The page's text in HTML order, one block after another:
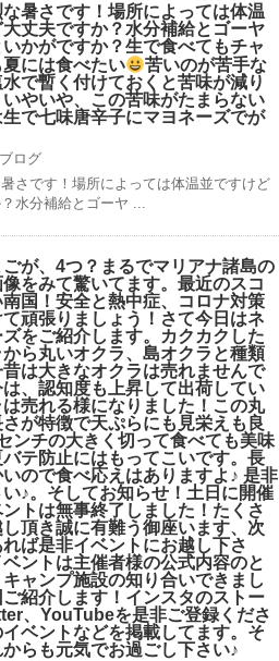
暑さです！場所によっては体温
丈夫ですか？水分補給とゴーヤ
かがですか？生で食べてもチャ
には食べたい
苦いのが苦手な
で暫く付けておくと苦味が減り
いやいや、この苦味がたまらない
生で七味唐辛子にマヨネーズでが
ブログ
さです！場所によっては体温並ですけど
水分補給とゴーヤ ...
が、4つ？まるでマリアナ諸島の
をみて驚いてます。最近のスコ
国！安全と熱中症、コロナ対策
頑張りましょう！さて今日はネ
をご紹介します。カクカクした
ら丸いオクラ、島オクラと種類
昔は大きなオクラは売れませんで
は、認知度も上昇して出荷してい
売れる様になりました！この丸
が特徴で天ぷらにも見栄えも良
ンチの大きく切って食べても美味
バテ防止にはもってこいです。長
いので食べ応えはありますよ♪ 是非
♪。そしてお知らせ！土日に開催
トは無事終了しました！たくさ
頂き誠に有難う御座います、次
れば是非イベントにお越し下さ
ントは主催者様の公式内容のと
ャンプ️施設の知り合いできまし
紹介します！インスタのストー
、YouTubeを是非ご登録くださ
ベントなどを掲載してます。そ
らも元気でお過ごし下さい♪